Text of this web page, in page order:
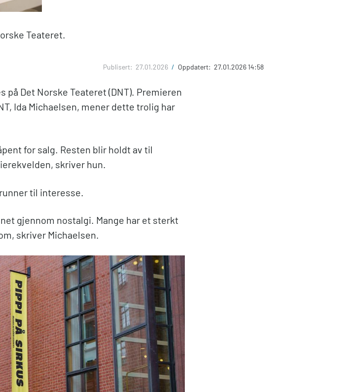
Teateret.
Publisert: 27.01.2026 / Oppdatert: 27.01.2026 14:58
på Det Norske Teateret (DNT). Premieren
Ida Michaelsen, mener dette trolig har
for salg. Resten blir holdt av til
skriver hun.
til interesse.
gjennom nostalgi. Mange har et sterkt
skriver Michaelsen.